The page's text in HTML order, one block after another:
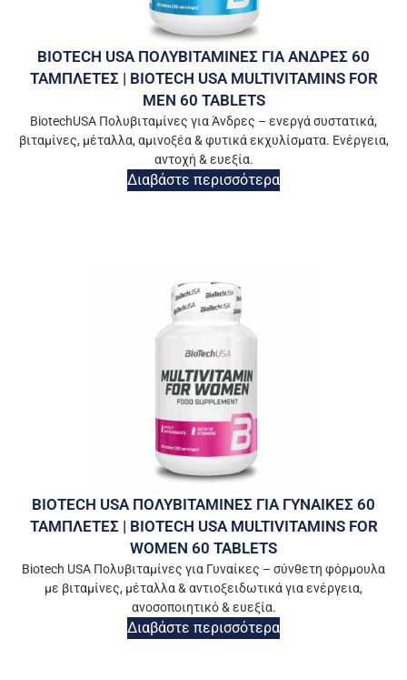
BIOTECH USA ΠΟΛΥΒΙΤΑΜΙΝΕΣ ΓΙΑ ΑΝΔΡΕΣ 60
ΤΑΜΠΛΕΤΕΣ | BIOTECH USA MULTIVITAMINS FOR
MEN 60 TABLETS
BiotechUSA Πολυβιταμίνες για Άνδρες – ενεργά συστατικά,
βιταμίνες, μέταλλα, αμινοξέα & φυτικά εκχυλίσματα. Ενέργεια,
αντοχή & ευεξία.
Διαβάστε περισσότερα
BIOTECH USA ΠΟΛΥΒΙΤΑΜΙΝΕΣ ΓΙΑ ΓΥΝΑΙΚΕΣ 60
ΤΑΜΠΛΕΤΕΣ | BIOTECH USA MULTIVITAMINS FOR
WOMEN 60 TABLETS
Biotech USA Πολυβιταμίνες για Γυναίκες – σύνθετη φόρμουλα
με βιταμίνες, μέταλλα & αντιοξειδωτικά για ενέργεια,
ανοσοποιητικό & ευεξία.
Διαβάστε περισσότερα